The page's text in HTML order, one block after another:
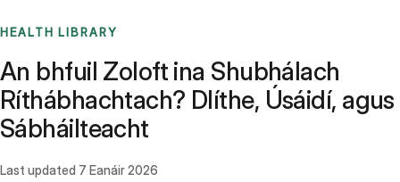
HEALTH LIBRARY
An bhfuil Zoloft ina Shubhálach
Ríthábhachtach? Dlíthe, Úsáidí, agus
Sábháilteacht
Last updated 7 Eanáir 2026